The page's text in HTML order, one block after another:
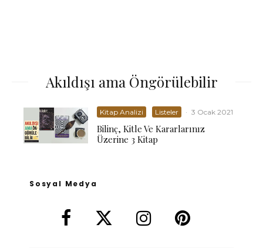
Akıldışı ama Öngörülebilir
Kitap Analizi Listeler · 3 Ocak 2021
Bilinç, Kitle Ve Kararlarınız
Üzerine 3 Kitap
Sosyal Medya